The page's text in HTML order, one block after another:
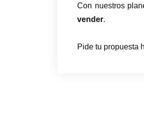
Con nuestros
vender.
Pide tu propuesta